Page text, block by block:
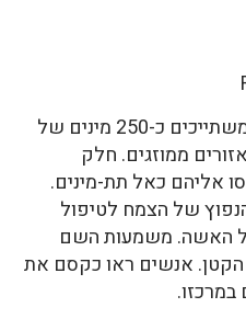
לסוג אלכמילה משתייכים כ-250 מינים של
ממוזגים. חלק
אליהם כאל תת-מינים.
של הצמח לטיפול
האשה. משמעות השם
אנשים ראו כקסם את